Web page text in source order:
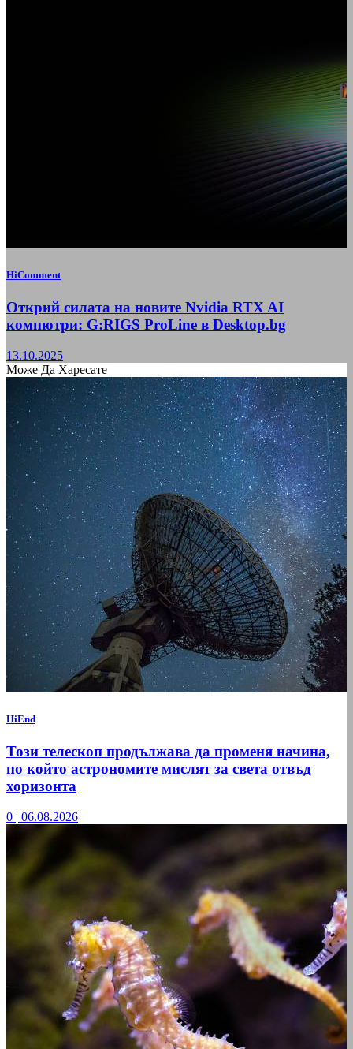
HiComment
Открий силата на новите Nvidia RTX AI
компютри: G:RIGS ProLine в Desktop.bg
13.10.2025
Може Да Харесате
HiEnd
Този телескоп продължава да променя начина,
по който астрономите мислят за света отвъд
хоризонта
0 | 06.08.2026